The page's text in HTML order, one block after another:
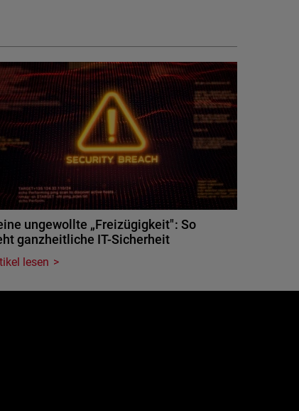
ungewollte „Freizügigkeit": So
ganzheitliche IT-Sicherheit
lesen